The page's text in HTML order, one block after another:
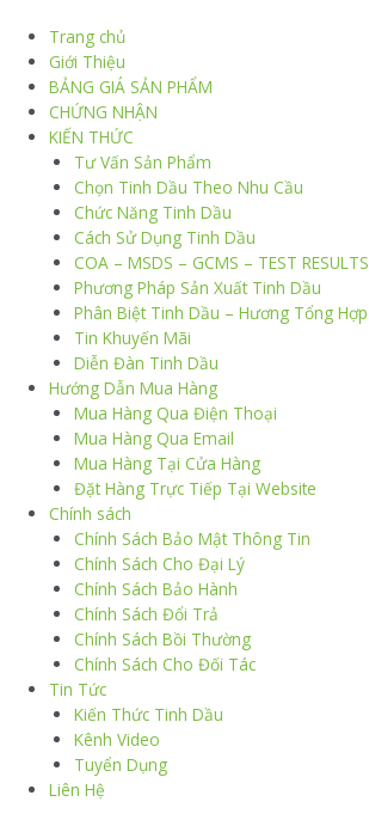
Trang chủ
Giới Thiệu
BẢNG GIÁ SẢN PHẨM
CHỨNG NHẬN
KIẾN THỨC
Tư Vấn Sản Phẩm
Chọn Tinh Dầu Theo Nhu Cầu
Chức Năng Tinh Dầu
Cách Sử Dụng Tinh Dầu
COA – MSDS – GCMS – TEST RESULTS
Phương Pháp Sản Xuất Tinh Dầu
Phân Biệt Tinh Dầu – Hương Tổng Hợp
Tin Khuyến Mãi
Diễn Đàn Tinh Dầu
Hướng Dẫn Mua Hàng
Mua Hàng Qua Điện Thoại
Mua Hàng Qua Email
Mua Hàng Tại Cửa Hàng
Đặt Hàng Trực Tiếp Tại Website
Chính sách
Chính Sách Bảo Mật Thông Tin
Chính Sách Cho Đại Lý
Chính Sách Bảo Hành
Chính Sách Đổi Trả
Chính Sách Bồi Thường
Chính Sách Cho Đối Tác
Tin Tức
Kiến Thức Tinh Dầu
Kênh Video
Tuyển Dụng
Liên Hệ